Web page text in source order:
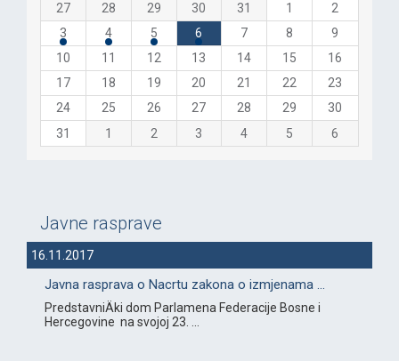
27 28 29 30 31 1
2
3
4 5 6 7 8
9
10
11 12 13 14 15
16
17
18 19 20 21 22
23
24
25 26 27 28 29
30
31
1 2 3 4 5 6
Javne rasprave
16.11.2017
Javna rasprava o Nacrtu zakona o izmjenama ...
PredstavniÄki dom Parlamena Federacije Bosne i
Hercegovine na svojoj 23. ...